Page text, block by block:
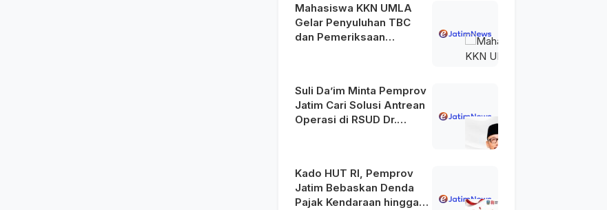
Mahasiswa KKN UMLA
Gelar Penyuluhan TBC
dan Pemeriksaan
Suli Da’im Minta Pemprov
Jatim Cari Solusi Antrean
Operasi di RSUD Dr.
Kado HUT RI, Pemprov
Jatim Bebaskan Denda
Pajak Kendaraan hingga